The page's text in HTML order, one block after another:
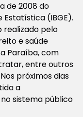
de 2008 do
Estatística (IBGE).
realizado pelo
e saúde
Paraíba, com
entre outros
próximos dias
a
sistema público